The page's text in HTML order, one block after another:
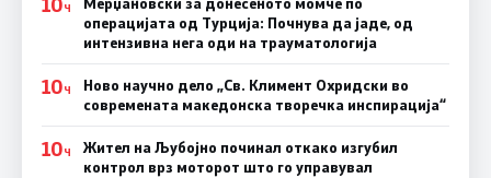
Ч
операцијата од Турција: Почнува да јаде, од
интензивна нега оди на трауматологија
10Ч
Ново научно дело „Св. Климент Охридски во
современата македонска творечка инспирација“
10Ч
Жител на Љубојно починал откако изгубил
контрол врз моторот што го управувал